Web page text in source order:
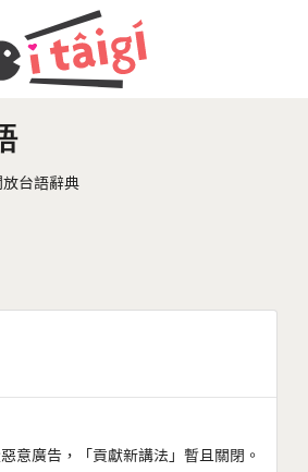
台語辭典
意廣告，「貢獻新講法」暫且關閉。